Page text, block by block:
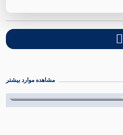
مشاهده موارد بیشتر